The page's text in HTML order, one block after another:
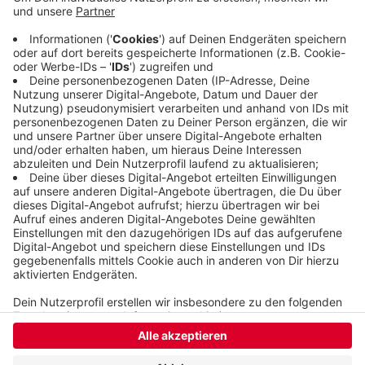
St.Antonius/St.Josef könnten das Geld für
kleinere Umbauten oder die Modernisierung
verwenden, heißt es. Die Förderbescheide würden
zügig ausgestellt.
Veröffentlicht:Dienstag, 07.12.2021 16:50
Anzeige
Anzeige